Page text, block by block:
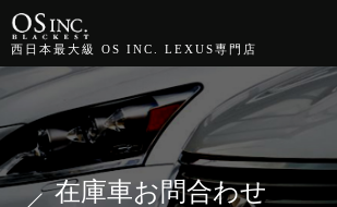
西日本最大級 OS INC. LEXUS専門店
在庫車お問合わせ